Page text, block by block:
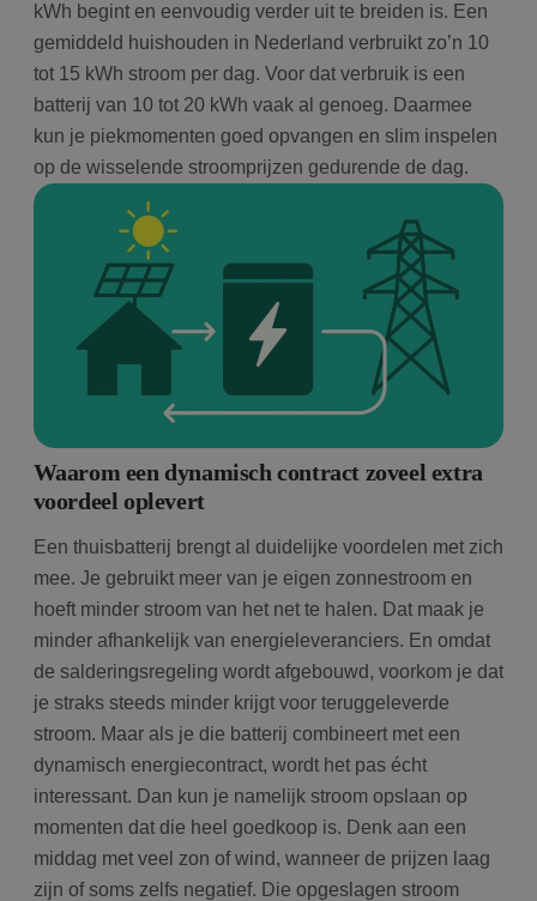
kWh begint en eenvoudig verder uit te breiden is. Een
gemiddeld huishouden in Nederland verbruikt zo’n 10
tot 15 kWh stroom per dag. Voor dat verbruik is een
batterij van 10 tot 20 kWh vaak al genoeg. Daarmee
kun je piekmomenten goed opvangen en slim inspelen
op de wisselende stroomprijzen gedurende de dag.
Waarom een dynamisch contract zoveel extra
voordeel oplevert
Een thuisbatterij brengt al duidelijke voordelen met zich
mee. Je gebruikt meer van je eigen zonnestroom en
hoeft minder stroom van het net te halen. Dat maak je
minder afhankelijk van energieleveranciers. En omdat
de salderingsregeling wordt afgebouwd, voorkom je dat
je straks steeds minder krijgt voor teruggeleverde
stroom. Maar als je die batterij combineert met een
dynamisch energiecontract, wordt het pas écht
interessant. Dan kun je namelijk stroom opslaan op
momenten dat die heel goedkoop is. Denk aan een
middag met veel zon of wind, wanneer de prijzen laag
zijn of soms zelfs negatief. Die opgeslagen stroom